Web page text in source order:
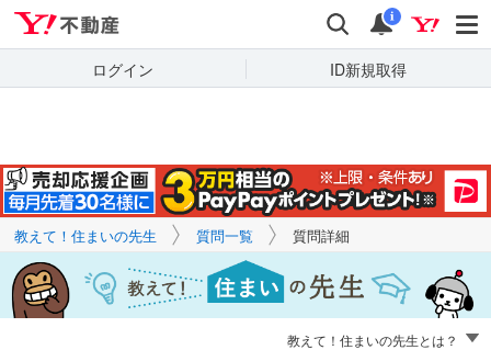
検索 通知
i
ログイン ID新規取得
キーワードで
質問を探す
教えて！住まいの先生 質問一覧 質問詳細
教えて！住まいの先生とは？